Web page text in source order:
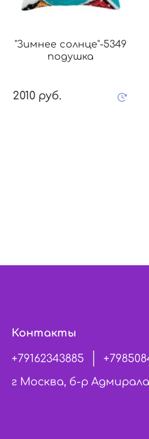
"Зимнее солнце"-5349
подушка
2010 руб.
Контакты
+79162343885
г Москва, б-р